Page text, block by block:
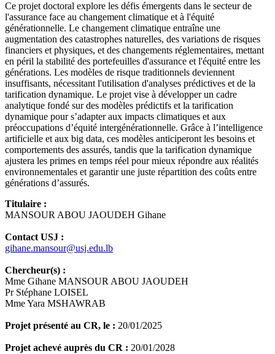
Ce projet doctoral explore les défis émergents dans le secteur de
l'assurance face au changement climatique et à l'équité
générationnelle. Le changement climatique entraîne une
augmentation des catastrophes naturelles, des variations de risques
financiers et physiques, et des changements réglementaires, mettant
en péril la stabilité des portefeuilles d'assurance et l'équité entre les
générations. Les modèles de risque traditionnels deviennent
insuffisants, nécessitant l'utilisation d'analyses prédictives et de la
tarification dynamique. Le projet vise à développer un cadre
analytique fondé sur des modèles prédictifs et la tarification
dynamique pour s’adapter aux impacts climatiques et aux
préoccupations d’équité intergénérationnelle. Grâce à l’intelligence
artificielle et aux big data, ces modèles anticiperont les besoins et
comportements des assurés, tandis que la tarification dynamique
ajustera les primes en temps réel pour mieux répondre aux réalités
environnementales et garantir une juste répartition des coûts entre
générations d’assurés.
Titulaire :
MANSOUR ABOU JAOUDEH Gihane
Contact USJ :
gihane.mansour@usj.edu.lb
Chercheur(s) :
Mme Gihane MANSOUR ABOU JAOUDEH
Pr Stéphane LOISEL
Mme Yara MSHAWRAB
Projet présenté au CR, le : 20/01/2025
Projet achevé auprès du CR : 20/01/2028